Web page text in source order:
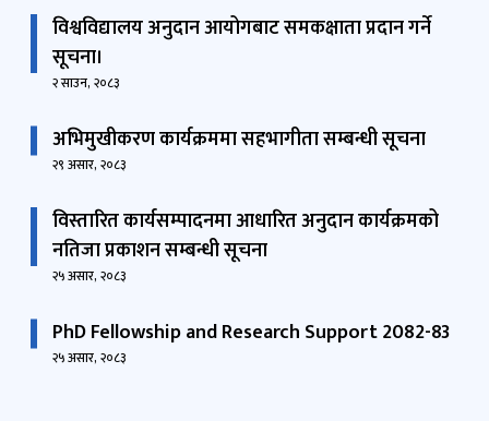
सदस्य
विश्वविद्यालय अनुदान आयोगबाट समकक्षाता प्रदान गर्ने
सूचना।
२ साउन, २०८३
अभिमुखीकरण कार्यक्रममा सहभागीता सम्बन्धी सूचना
२९ असार, २०८३
विस्तारित कार्यसम्पादनमा आधारित अनुदान कार्यक्रमको
नतिजा प्रकाशन सम्बन्धी सूचना
२५ असार, २०८३
PhD Fellowship and Research Support 2082-83
२५ असार, २०८३